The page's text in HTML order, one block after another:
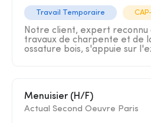
Travail Temporaire
Notre client, expert reconnu
travaux de charpente et de
ossature bois, s'appuie sur
Menuisier (H/F)
Actual Second Oeuvre Paris